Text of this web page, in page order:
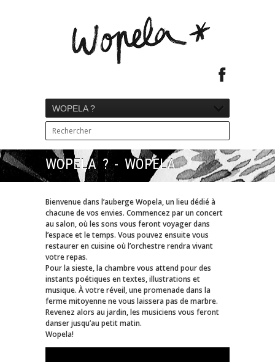
WOPELA ?
WOPELA ? - WOPELA
Bienvenue dans l’auberge Wopela, un lieu dédié à
chacune de vos envies. Commencez par un concert
au salon, où les sons vous feront voyager dans
l’espace et le temps. Vous pouvez ensuite vous
restaurer en cuisine où l’orchestre rendra vivant
votre repas.
Pour la sieste, la chambre vous attend pour des
instants poétiques en textes, illustrations et
musique. À votre réveil, une promenade dans la
ferme mitoyenne ne vous laissera pas de marbre.
Revenez alors au jardin, les musiciens vous feront
danser jusqu’au petit matin.
Wopela!